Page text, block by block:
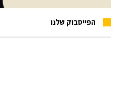
הפייסבוק שלנו